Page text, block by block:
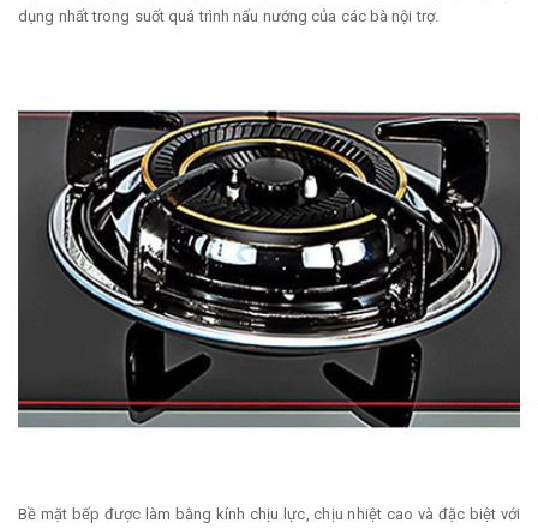
dụng nhất trong suốt quá trình nấu nướng của các bà nội trợ.
Bề mặt bếp được làm bằng kính chịu lực, chịu nhiệt cao và đặc biệt với